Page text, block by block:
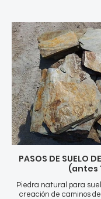
PASOS DE SUELO
(antes
Piedra natural para
creación de caminos